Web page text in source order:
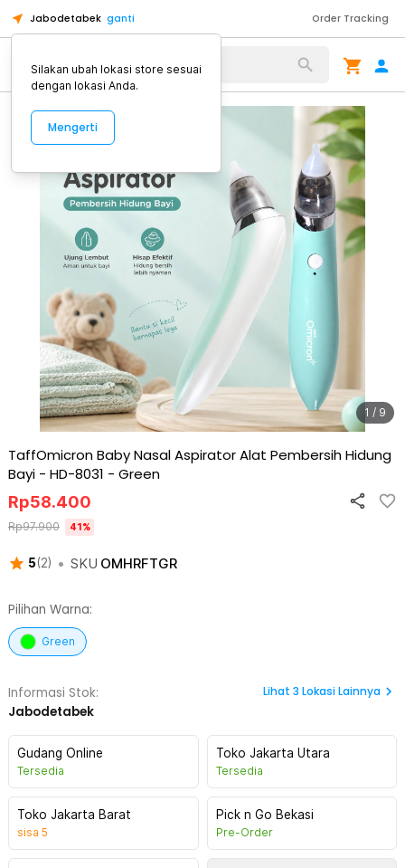
Jabodetabek ganti Order Tracking
Alat Kopi
1 / 9
TaffOmicron Baby Nasal Aspirator Alat Pembersih Hidung
Bayi - HD-8031 - Green
5(2) • SKU OMHRFTGR
Rp58.400
Rp97.900 41%
Pilihan Warna:
Green
Informasi Stok:
Jabodetabek
Lihat 3 Lokasi Lainnya
Gudang Online
Tersedia
Toko Jakarta Utara
Tersedia
Toko Jakarta Barat
sisa 5
Pick n Go Bekasi
Pre-Order
Silakan ubah lokasi store sesuai
dengan lokasi Anda.
Mengerti